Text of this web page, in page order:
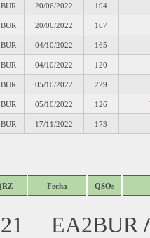
20/06/2022 194
20/06/2022 167
04/10/2022 165
04/10/2022 120
05/10/2022 229
05/10/2022 126
17/11/2022 173
Fecha QSOs
EA2BUR/